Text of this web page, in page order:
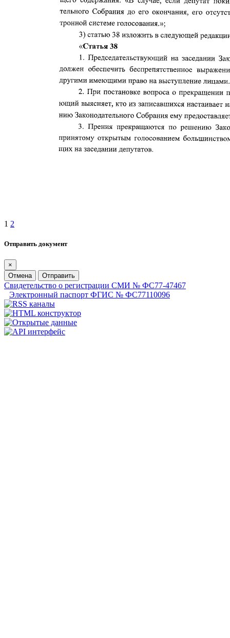
1 2
Отправить документ
×
Отмена
Отправить
Свидетельство о регистрации СМИ № ФС77-47467
Электронный паспорт ФГИС № ФС77110096